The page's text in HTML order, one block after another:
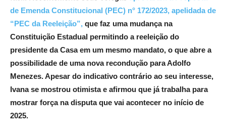
de Emenda Constitucional (PEC) n° 172/2023, apelidada de
“PEC da Reeleição”, que faz uma mudança na
Constituição Estadual permitindo a reeleição do
presidente da Casa em um mesmo mandato, o que abre a
possibilidade de uma nova recondução para Adolfo
Menezes. Apesar do indicativo contrário ao seu interesse,
Ivana se mostrou otimista e afirmou que já trabalha para
mostrar força na disputa que vai acontecer no início de
2025.